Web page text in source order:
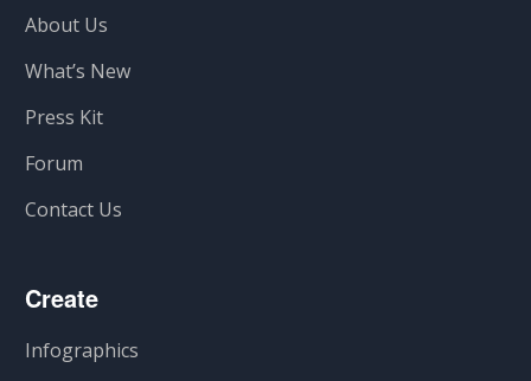
About Us
What’s New
Press Kit
Forum
Contact Us
Create
Infographics